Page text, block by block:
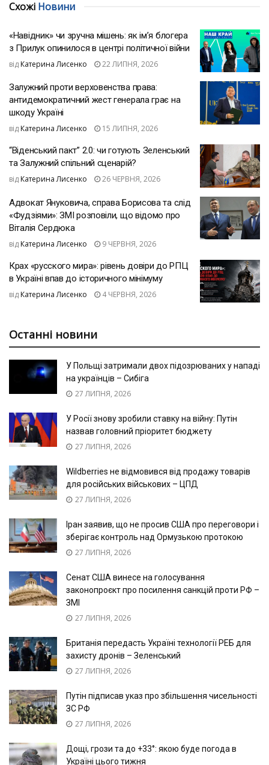
Схожі Новини
«Навідник» чи зручна мішень: як ім’я блогера
з Прилук опинилося в центрі політичної війни
від Катерина Лисенко 22 ЛИПНЯ, 2026
Залужний проти верховенства права:
антидемократичний жест генерала грає на
шкоду Україні
від Катерина Лисенко 15 ЛИПНЯ, 2026
“Віденський пакт” 2.0: чи готують Зеленський
та Залужний спільний сценарій?
від Катерина Лисенко 26 ЧЕРВНЯ, 2026
Адвокат Януковича, справа Борисова та слід
«Фудзіями»: ЗМІ розповіли, що відомо про
Віталія Сердюка
від Катерина Лисенко 9 ЧЕРВНЯ, 2026
Крах «русского мира»: рівень довіри до РПЦ
в Україні впав до історичного мінімуму
від Катерина Лисенко 4 ЧЕРВНЯ, 2026
Останні новини
У Польщі затримали двох підозрюваних у нападі
на українців – Сибіга
27 ЛИПНЯ, 2026
У Росії знову зробили ставку на війну: Путін
назвав головний пріоритет бюджету
27 ЛИПНЯ, 2026
Wildberries не відмовився від продажу товарів
для російських військових – ЦПД
27 ЛИПНЯ, 2026
Іран заявив, що не просив США про переговори і
зберігає контроль над Ормузькою протокою
27 ЛИПНЯ, 2026
Сенат США винесе на голосування
законопроєкт про посилення санкцій проти РФ –
ЗМІ
27 ЛИПНЯ, 2026
Британія передасть Україні технології РЕБ для
захисту дронів – Зеленський
27 ЛИПНЯ, 2026
Путін підписав указ про збільшення чисельності
ЗС РФ
27 ЛИПНЯ, 2026
Дощі, грози та до +33°: якою буде погода в
Україні цього тижня